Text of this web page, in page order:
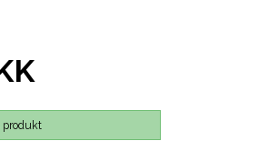
produkt